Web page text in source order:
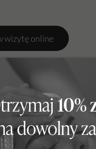
wizytę online
Zobacz więcej naszych